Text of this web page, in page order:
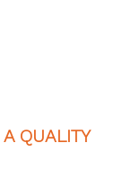
QUALITY